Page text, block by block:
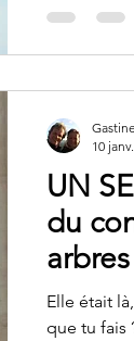
UN
du
Elle était
que tu fais
10